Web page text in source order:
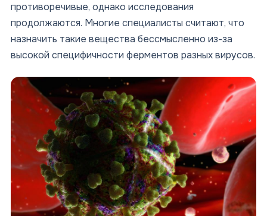
противоречивые, однако исследования
продолжаются. Многие специалисты считают, что
назначить такие вещества бессмысленно из-за
высокой специфичности ферментов разных вирусов.